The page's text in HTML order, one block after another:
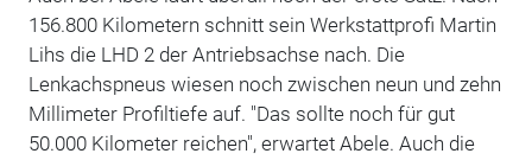
156.800 Kilometern schnitt sein Werkstattprofi Martin
Lihs die LHD 2 der Antriebsachse nach. Die
Lenkachspneus wiesen noch zwischen neun und zehn
Millimeter Profiltiefe auf. "Das sollte noch für gut
50.000 Kilometer reichen", erwartet Abele. Auch die